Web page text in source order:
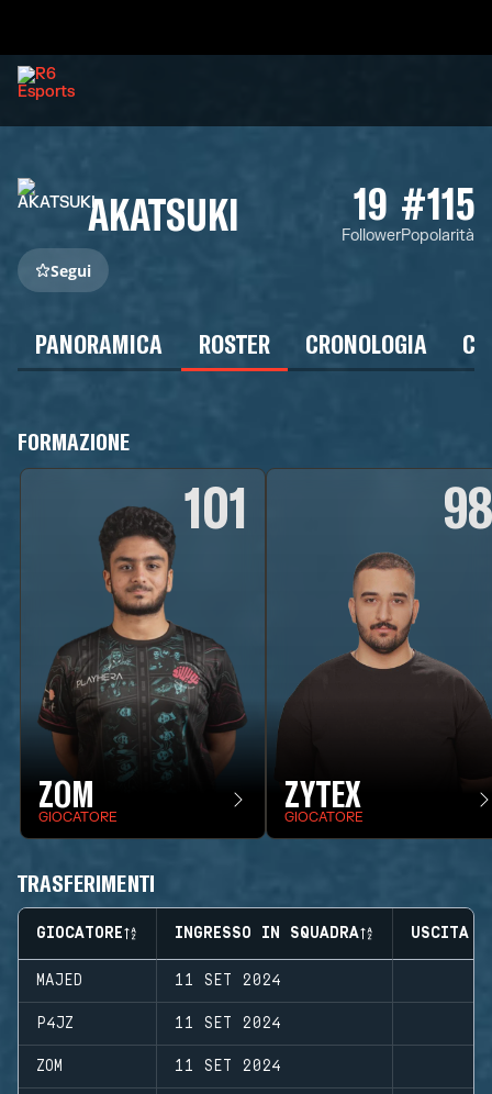
AKATSUKI 19
Follower
#115
Popolarità
Segui
PANORAMICA ROSTER CRONOLOGIA
FORMAZIONE
101
ZOM
GIOCATORE
98
ZYTEX
GIOCATORE
TRASFERIMENTI
GIOCATORE INGRESSO IN SQUADRA USCITA
MAJED 11 SET 2024
P4JZ 11 SET 2024
ZOM 11 SET 2024